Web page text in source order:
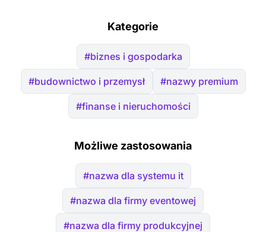
Kategorie
#biznes i gospodarka
#budownictwo i przemysł #nazwy premium
#finanse i nieruchomości
Możliwe zastosowania
#nazwa dla systemu it
#nazwa dla firmy eventowej
#nazwa dla firmy produkcyjnej